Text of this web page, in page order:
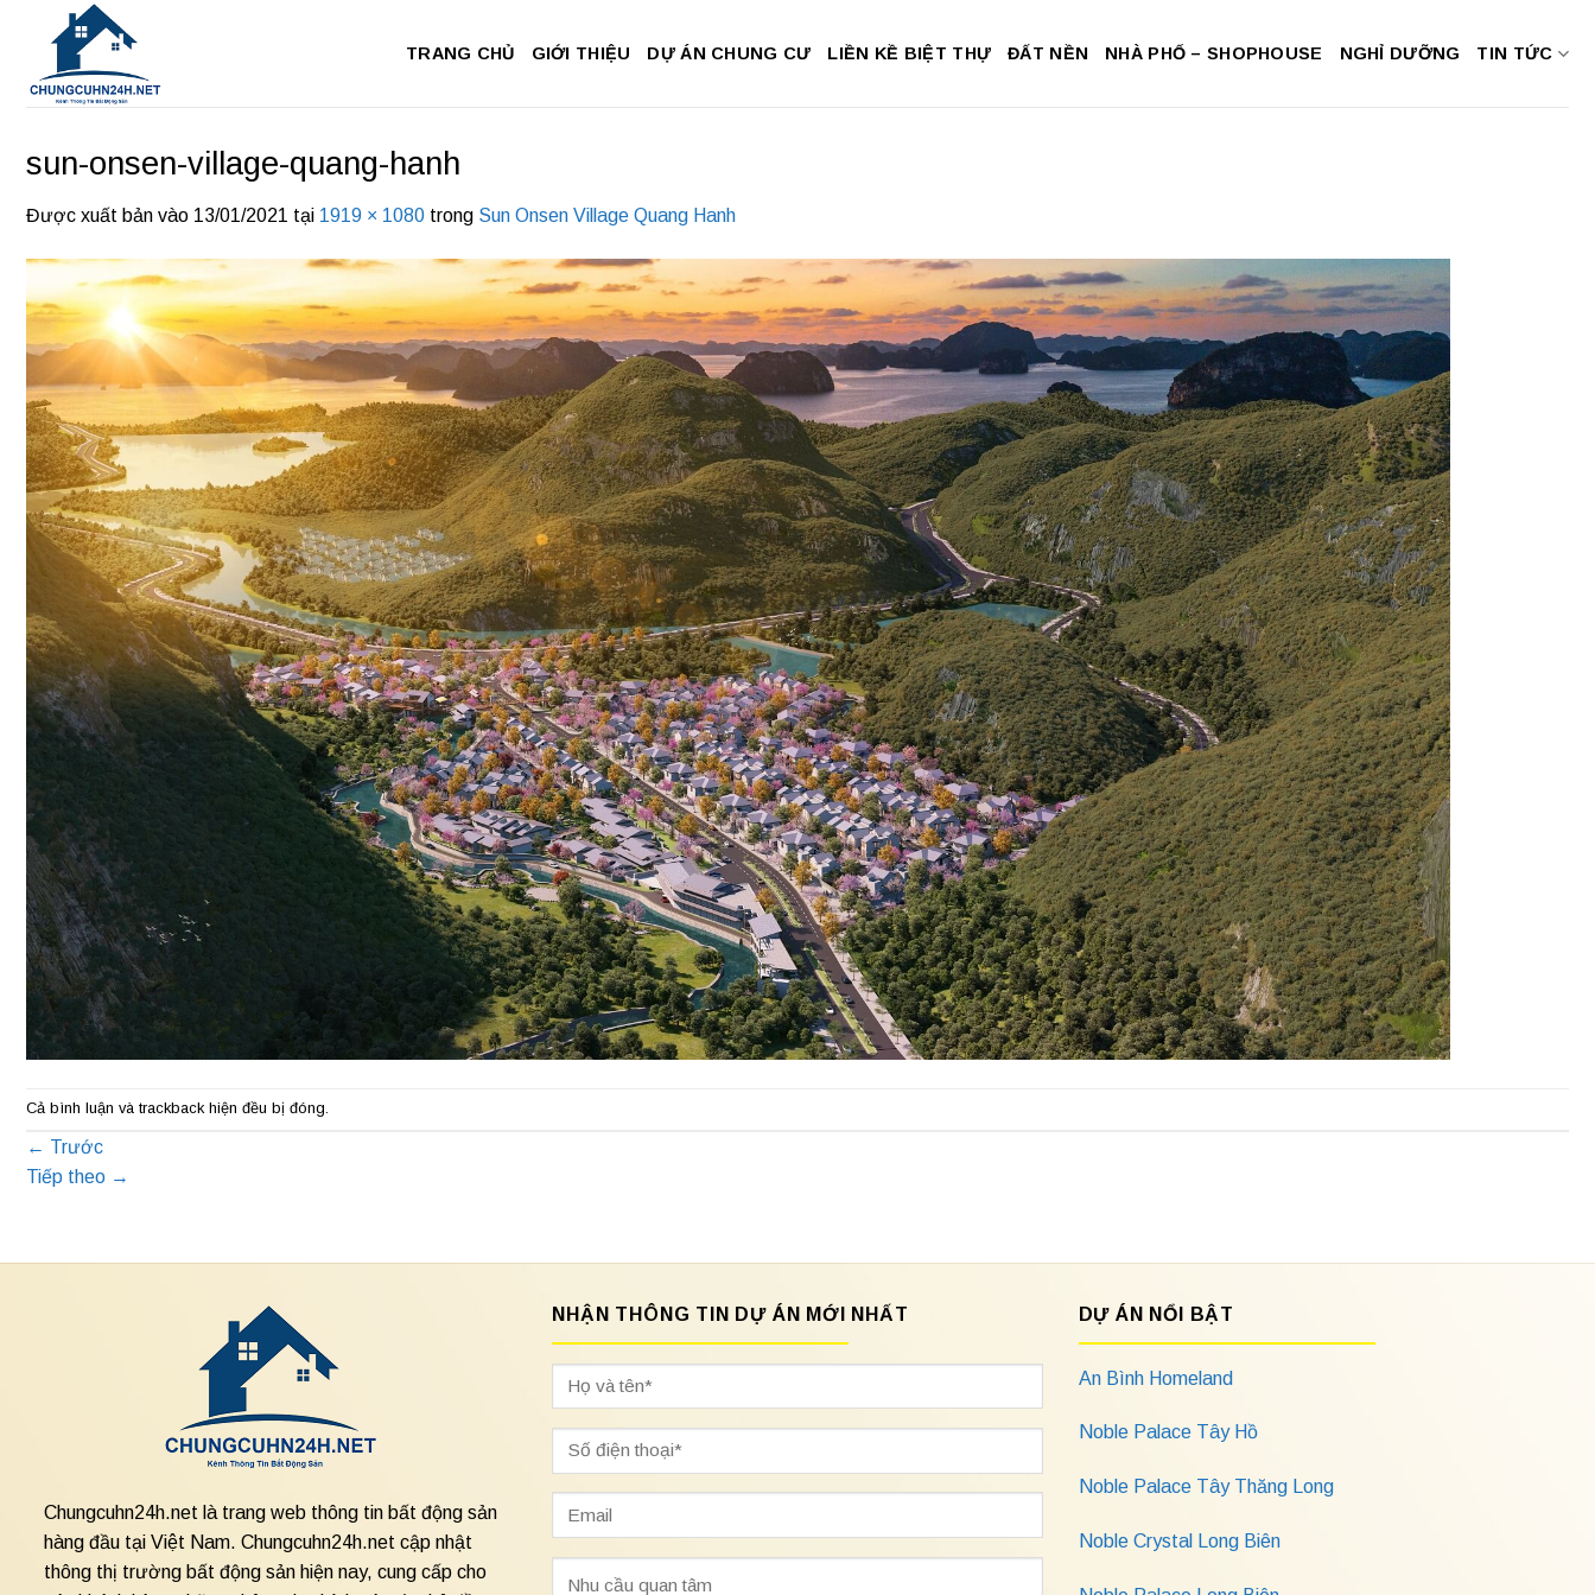
dung
TRANG CHỦ GIỚI THIỆU DỰ ÁN CHUNG CƯ LIỀN KỀ BIỆT THỰ ĐẤT NỀN NHÀ PHỐ – SHOPHOUSE NGHỈ DƯỠNG TIN TỨC
sun-onsen-village-quang-hanh
Được xuất bản vào 13/01/2021 tại 1919 × 1080 trong Sun Onsen Village Quang Hanh
Cả bình luận và trackback hiện đều bị đóng.
← Trước
Tiếp theo →
Chungcuhn24h.net là trang web thông tin bất động sản
hàng đầu tại Việt Nam. Chungcuhn24h.net cập nhật
thông thị trường bất động sản hiện nay, cung cấp cho
NHẬN THÔNG TIN DỰ ÁN MỚI NHẤT DỰ ÁN NỔI BẬT
An Bình Homeland
Noble Palace Tây Hồ
Noble Palace Tây Thăng Long
Noble Crystal Long Biên